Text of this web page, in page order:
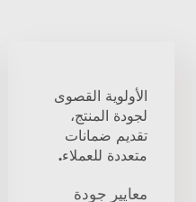
الأولوية القصوى
لجودة المنتج،
تقديم ضمانات
متعددة للعملاء.
معايير جودة